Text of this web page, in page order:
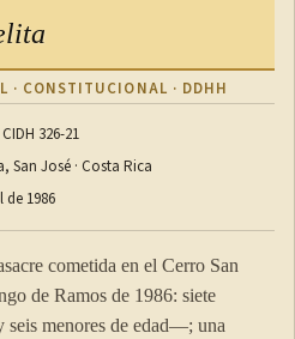
· CONSTITUCIONAL · DDHH
326-21
San José · Costa Rica
de 1986
cometida en el Cerro San
de Ramos de 1986: siete
menores de edad—; una